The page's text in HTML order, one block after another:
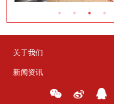
关于我们
新闻资讯